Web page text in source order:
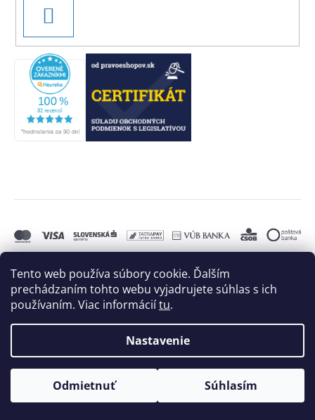
Tento web používa súbory cookie. Ďalším
prechádzaním tohto webu vyjadrujete súhlas s ich
používaním. Viac informáciítu.
Nastavenie
Odmietnuť Súhlasím
SA
Vytvoril Shoptet a
Adatelier